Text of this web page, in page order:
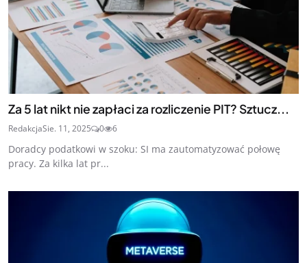
Za 5 lat nikt nie zapłaci za rozliczenie PIT? Sztucz...
RedakcjaSie. 11, 2025 0 6
Doradcy podatkowi w szoku: SI ma zautomatyzować połowę
pracy. Za kilka lat pr...